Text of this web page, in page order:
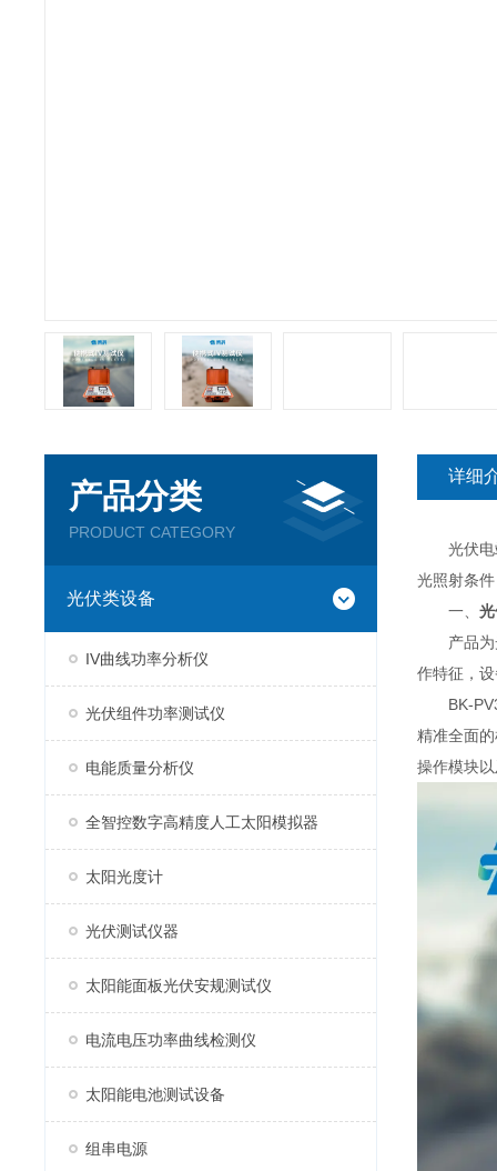
产品分类
PRODUCT CATEGORY
光伏类设备
IV曲线功率分析仪
光伏组件功率测试仪
电能质量分析仪
全智控数字高精度人工太阳模拟器
太阳光度计
光伏测试仪器
太阳能面板光伏安规测试仪
电流电压功率曲线检测仪
太阳能电池测试设备
组串电源
详细
光伏电站
光照射条
一、
产品为光
作特征，
BK-
精准全⾯
操作模块